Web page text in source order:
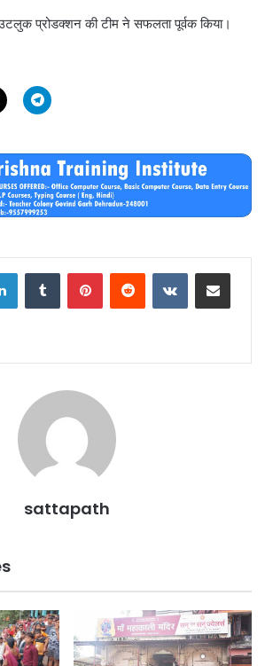
प्रोडक्शन की टीम ने सफलता पूर्वक किया।
LinkedInTumblr PinterestReddit VKontakteShare via Email
sattapath